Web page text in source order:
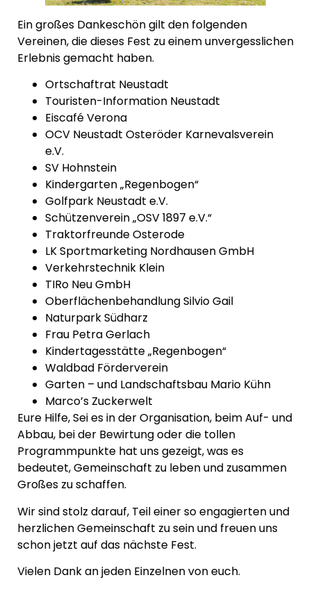
Ein großes Dankeschön gilt den folgenden
Vereinen, die dieses Fest zu einem unvergesslichen
Erlebnis gemacht haben.
Ortschaftrat Neustadt
Touristen-Information Neustadt
Eiscafé Verona
OCV Neustadt Osteröder Karnevalsverein
e.V.
SV Hohnstein
Kindergarten „Regenbogen“
Golfpark Neustadt e.V.
Schützenverein „OSV 1897 e.V.“
Traktorfreunde Osterode
LK Sportmarketing Nordhausen GmbH
Verkehrstechnik Klein
TIRo Neu GmbH
Oberflächenbehandlung Silvio Gail
Naturpark Südharz
Frau Petra Gerlach
Kindertagesstätte „Regenbogen“
Waldbad Förderverein
Garten – und Landschaftsbau Mario Kühn
Marco’s Zuckerwelt
Eure Hilfe, Sei es in der Organisation, beim Auf- und
Abbau, bei der Bewirtung oder die tollen
Programmpunkte hat uns gezeigt, was es
bedeutet, Gemeinschaft zu leben und zusammen
Großes zu schaffen.
Wir sind stolz darauf, Teil einer so engagierten und
herzlichen Gemeinschaft zu sein und freuen uns
schon jetzt auf das nächste Fest.
Vielen Dank an jeden Einzelnen von euch.